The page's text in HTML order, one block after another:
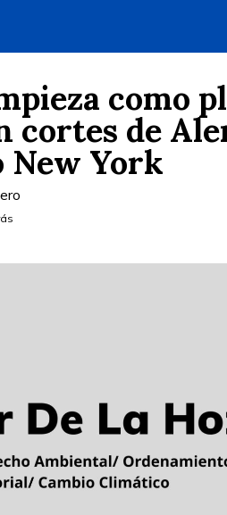
como
cortes de
New York